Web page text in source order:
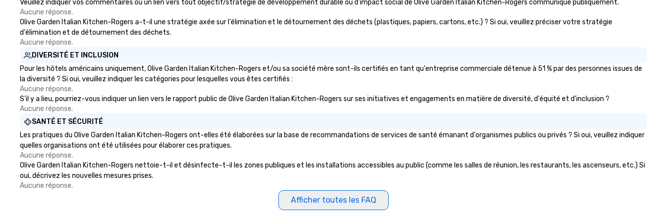
Veuillez indiquer vos commentaires ou un lien vers tout objectif/stratégie de développement durable ou d'impact social de Olive Garden Italian Kitchen-Rogers communiqué publiquement.
Aucune réponse.
Olive Garden Italian Kitchen-Rogers a-t-il une stratégie axée sur l'élimination et le détournement des déchets (plastiques, papiers, cartons, etc.) ? Si oui, veuillez préciser votre stratégie
d'élimination et de détournement des déchets.
Aucune réponse.
DIVERSITÉ ET INCLUSION
Pour les hôtels américains uniquement, Olive Garden Italian Kitchen-Rogers et/ou sa société mère sont-ils certifiés en tant qu'entreprise commerciale détenue à 51 % par des personnes issues de
la diversité ? Si oui, veuillez indiquer les catégories pour lesquelles vous êtes certifiés :
Aucune réponse.
S'il y a lieu, pourriez-vous indiquer un lien vers le rapport public de Olive Garden Italian Kitchen-Rogers sur ses initiatives et engagements en matière de diversité, d'équité et d'inclusion ?
Aucune réponse.
SANTÉ ET SÉCURITÉ
Les pratiques du Olive Garden Italian Kitchen-Rogers ont-elles été élaborées sur la base de recommandations de services de santé émanant d'organismes publics ou privés ? Si oui, veuillez indiquer
quelles organisations ont été utilisées pour élaborer ces pratiques.
Aucune réponse.
Olive Garden Italian Kitchen-Rogers nettoie-t-il et désinfecte-t-il les zones publiques et les installations accessibles au public (comme les salles de réunion, les restaurants, les ascenseurs, etc.) Si
oui, décrivez les nouvelles mesures prises.
Aucune réponse.
Afficher toutes les FAQ